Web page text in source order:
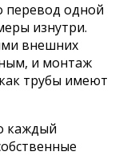
перевод одной
изнутри.
внешних
и монтаж
трубы имеют
каждый